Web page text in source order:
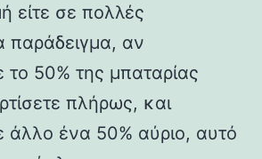
είτε σε πολλές
παράδειγμα, αν
50% της μπαταρίας
πλήρως, και
άλλο ένα 50% αύριο, αυτό